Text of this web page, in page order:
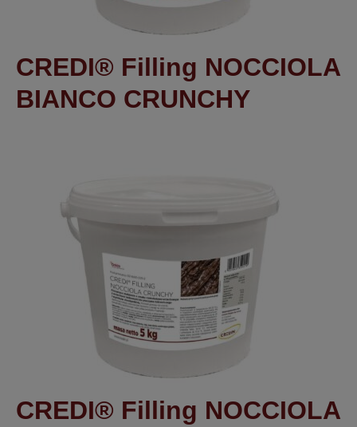
CREDI® Filling NOCCIOLA
BIANCO CRUNCHY
CREDI® Filling NOCCIOLA